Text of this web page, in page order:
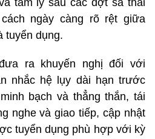
tâm lý sau các đợt sa thải
ngày càng rõ rệt giữa
tuyển dụng.
ra khuyến nghị đối với
nhắc hệ lụy dài hạn trước
bạch và thẳng thắn, tái
nghe và giao tiếp, cập nhật
tuyển dụng phù hợp với kỳ